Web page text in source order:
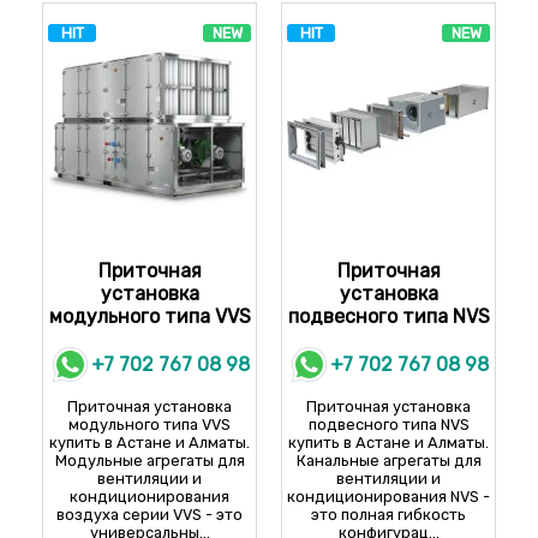
888 100 KZT
VVS075-R-FPHVS/VVS075-L-
SFVPD
VVS120-R-FPHVS/VVS120-L-
VVS150-R-FPHVS/VVS150-L-
SFVPD
VVS300-R-FPHVS/VVS300-L-
VVS400-R-FPHVS/VVS400-L-
VVS500-R-FPHVS/VVS500-L-
SFVPD
VVS650-R-FPHVS/VVS650-L-
SFVPD
NEW
HIT
Приточная
установка
модульного типа VVS
+7 702 767 08 98
Приточная установка
модульного типа VVS
купить в Астане и Алматы.
Модульные агрегаты для
вентиляции и
кондиционирования
воздуха серии VVS - это
универсальны...
NEW
HIT
Приточная
установка
подвесного типа NVS
+7 702 767 08 98
Приточная установка
подвесного типа NVS
купить в Астане и Алматы.
Канальные агрегаты для
вентиляции и
кондиционирования NVS -
это полная гибкость
конфигурац...